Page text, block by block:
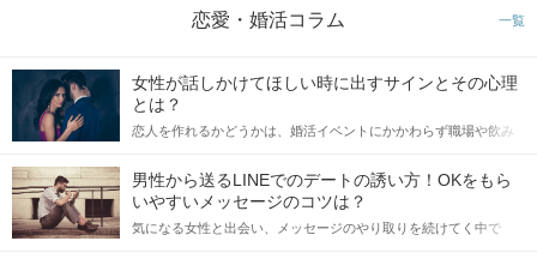
個室だから周りも気にならない！
印象をチェックするメモ機能も搭載！
STEP3 アピールタイム
恋愛・婚活コラム 一覧
女性が話しかけてほしい時に出すサインとその心理
とは？
恋人を作れるかどうかは、婚活イベントにかかわらず職場や飲み
てアプローチできるかにも左右されます。 これから恋人作りを本
格的に始めようとしている方は、女性が異性を求めて出すサイン
をしっかりと理解し、正しい行動に移せるかどうかが重要。 この
記事では、女性が話しかけて欲しい時に出すサインとその心理を
男性から送るLINEでのデートの誘い方！OKをもら
いやすいメッセージのコツは？
気になる女性と出会い、メッセージのやり取りを続けてく中で